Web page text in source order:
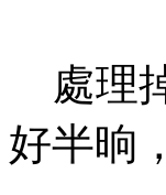
處理
好半晌